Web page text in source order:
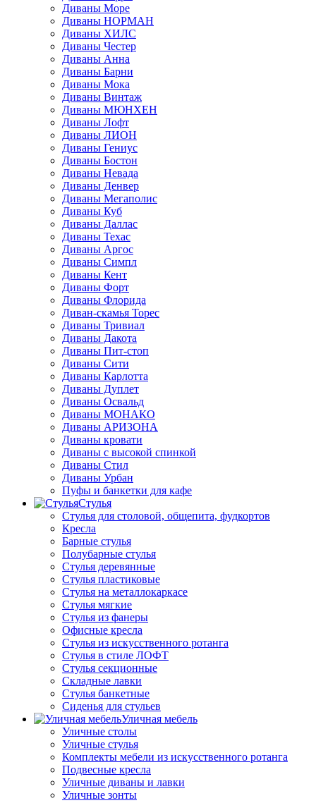
Диваны Море
Диваны НОРМАН
Диваны ХИЛС
Диваны Честер
Диваны Анна
Диваны Барни
Диваны Мока
Диваны Винтаж
Диваны МЮНХЕН
Диваны Лофт
Диваны ЛИОН
Диваны Гениус
Диваны Бостон
Диваны Невада
Диваны Денвер
Диваны Мегаполис
Диваны Куб
Диваны Даллас
Диваны Техас
Диваны Аргос
Диваны Симпл
Диваны Кент
Диваны Форт
Диваны Флорида
Диван-скамья Торес
Диваны Тривиал
Диваны Дакота
Диваны Пит-стоп
Диваны Сити
Диваны Карлотта
Диваны Дуплет
Диваны Освальд
Диваны МОНАКО
Диваны АРИЗОНА
Диваны кровати
Диваны с высокой спинкой
Диваны Стил
Диваны Урбан
Пуфы и банкетки для кафе
Стулья
Стулья для столовой, общепита, фудкортов
Кресла
Барные стулья
Полубарные стулья
Стулья деревянные
Стулья пластиковые
Стулья на металлокаркасе
Стулья мягкие
Стулья из фанеры
Офисные кресла
Стулья из искусственного ротанга
Стулья в стиле ЛОФТ
Стулья секционные
Складные лавки
Стулья банкетные
Сиденья для стульев
Уличная мебель
Уличные столы
Уличные стулья
Комплекты мебели из искусственного ротанга
Подвесные кресла
Уличные диваны и лавки
Уличные зонты